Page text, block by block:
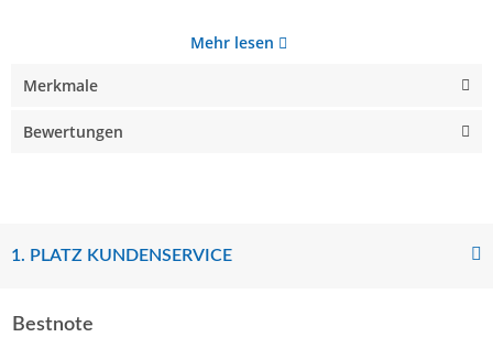
Mehr lesen
Merkmale
Bewertungen
1. PLATZ KUNDENSERVICE
Bestnote